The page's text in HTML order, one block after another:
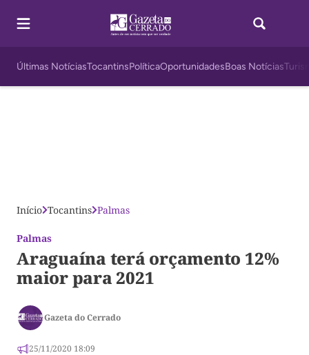
Últimas NotíciasTocantinsPolíticaOportunidadesBoas Notícias
Início Tocantins Palmas
Palmas
Araguaína terá orçamento 12%
maior para 2021
Gazeta do Cerrado
25/11/2020 18:09